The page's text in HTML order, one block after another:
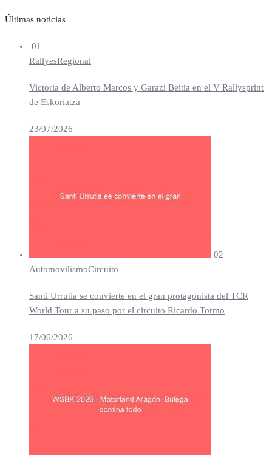
Últimas noticias
01
RallyesRegional
Victoria de Alberto Marcos y Garazi Beitia en el V Rallysprint
de Eskoriatza
23/07/2026
02
AutomovilismoCircuito
Santi Urrutia se convierte en el gran protagonista del TCR
World Tour a su paso por el circuito Ricardo Tormo
17/06/2026